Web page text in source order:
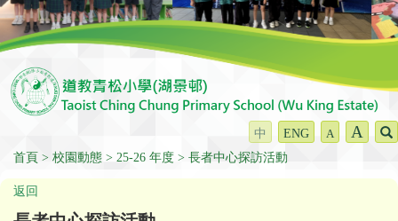
中 ENG A A
首頁 校園動態 25-26 年度 長者中心探訪活動
返回